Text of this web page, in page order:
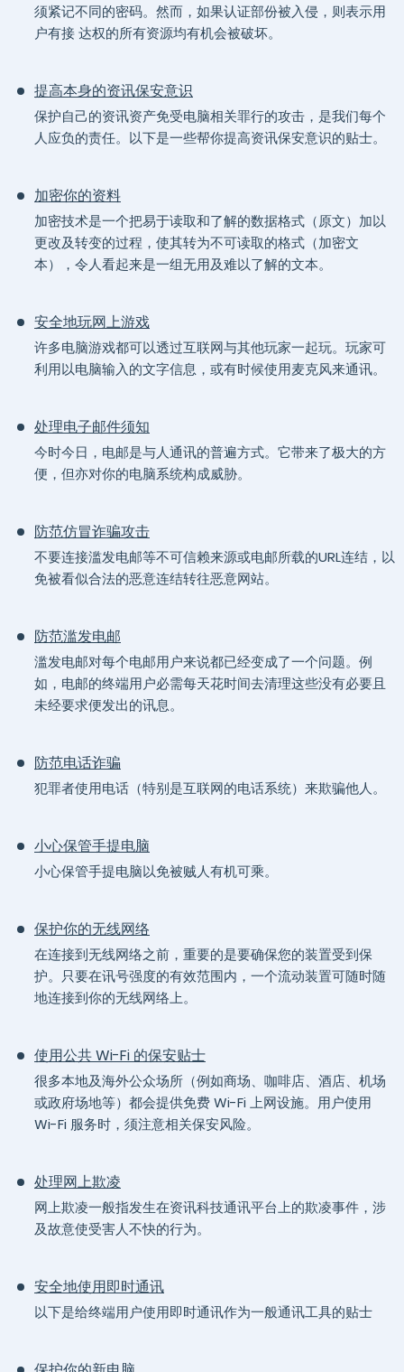
须紧记不同的密码。然而，如果认证部份被入侵，则表示用
户有接 达权的所有资源均有机会被破坏。
提高本身的资讯保安意识
保护自己的资讯资产免受电脑相关罪行的攻击，是我们每个
人应负的责任。以下是一些帮你提高资讯保安意识的贴士。
加密你的资料
加密技术是一个把易于读取和了解的数据格式（原文）加以
更改及转变的过程，使其转为不可读取的格式（加密文
本），令人看起来是一组无用及难以了解的文本。
安全地玩网上游戏
许多电脑游戏都可以透过互联网与其他玩家一起玩。玩家可
利用以电脑输入的文字信息，或有时候使用麦克风来通讯。
处理电子邮件须知
今时今日，电邮是与人通讯的普遍方式。它带来了极大的方
便，但亦对你的电脑系统构成威胁。
防范仿冒诈骗攻击
不要连接滥发电邮等不可信赖来源或电邮所载的URL连结，以
免被看似合法的恶意连结转往恶意网站。
防范滥发电邮
滥发电邮对每个电邮用户来说都已经变成了一个问题。例
如，电邮的终端用户必需每天花时间去清理这些没有必要且
未经要求便发出的讯息。
防范电话诈骗
犯罪者使用电话（特别是互联网的电话系统）来欺骗他人。
小心保管手提电脑
小心保管手提电脑以免被贼人有机可乘。
保护你的无线网络
在连接到无线网络之前，重要的是要确保您的装置受到保
护。只要在讯号强度的有效范围内，一个流动装置可随时随
地连接到你的无线网络上。
使用公共 Wi-Fi 的保安贴士
很多本地及海外公众场所（例如商场、咖啡店、酒店、机场
或政府场地等）都会提供免费 Wi-Fi 上网设施。用户使用
Wi-Fi 服务时，须注意相关保安风险。
处理网上欺凌
网上欺凌一般指发生在资讯科技通讯平台上的欺凌事件，涉
及故意使受害人不快的行为。
安全地使用即时通讯
以下是给终端用户使用即时通讯作为一般通讯工具的贴士